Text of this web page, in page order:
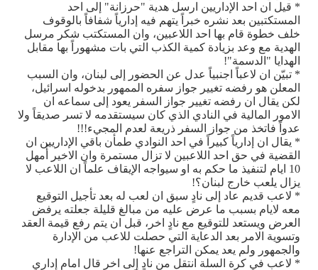
* قيل ان احد الإداريين ارسل هدية "حرزانة" إلى احد
المستكتبين بعد نشره خبراً يتهم فيه إدارياً شفافاً بالوقوف
خلف خطوة قام بها احد اللاعبين، وان المستكتب شكر مرسل
الهدية مع وعد بزيادة كمية الكذب التي بات مشهوراً بها مقابل
الهدايا "الدسمة"!
* تبيّن ان لاعباً اجنبياً عدل عن الحضور إلى لبنان، وان السبب
المعلن هو رفضه تغيير جواز سفره الممهور بدخوله اسرائيل،
لكن يقال ان رفضه تغيير جواز السفر يعود إلى سماعه ان
الامور المالية في النادي الذي كان سيستقدمه لا تسر صديقاً ولا
عدواً فاتخذ من جواز السفر ذريعة لعدم المجيء!!!
* يقال ان إدارياً كبيراً في احد النوادي طمأن باقي الإداريين ان
القضية في حق احد اللاعبين لا تزال مستمرة وان الاخير أُمهل
10 ايام لتنفيذ ما حكم به او سيواجه الإيقاف علماً ان اللاعب لا
يزال يلعب خارج لبنان؟!
* لاعب قديم عاد إلى نادٍ سبق ان لعب له بعد تأجيل التوقيع
معه لايام بسبب ما عرض عليه من مبالغ قليلة جعلته يرفض
العرض ويستعد للتوقيع مع نادٍ اخر، قبل ان يتم رفع قيمة العقد
وتسوية الامر بعد الدعاية التي حصلت للاعب من الإدارة
والجمهور ولم يعد يمكن التراجع عنها!
* لاعب في كرة السلة انتقل من نادٍ إلى اخر قال امام إداري